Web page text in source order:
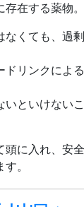
も現実味がな
存在する薬物。
なくても、過
といけない